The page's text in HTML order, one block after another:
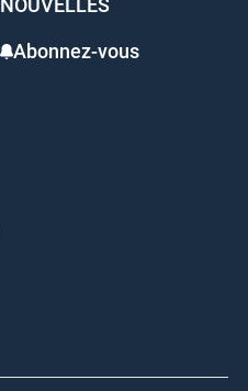
NOUVELLES
Abonnez-vous